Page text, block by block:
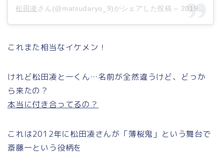
松田凌 さん(@matsudaryo_9)がシェアした投稿 – 2019年 6月月18日午前5時53分PDT
これまた相当なイケメン！
けれど松田凌と一くん…名前が全然違うけど、どっか
ら来たの？
本当に付き合ってるの？
これは2012年に松田凌さんが「薄桜鬼」という舞台で
斎藤一という役柄を